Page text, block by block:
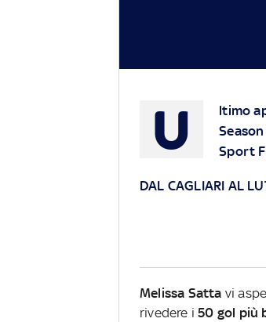
U
ltimo
Sport
DAL CAGLIARI AL
Melissa Satta vi
rivedere i50 gol più